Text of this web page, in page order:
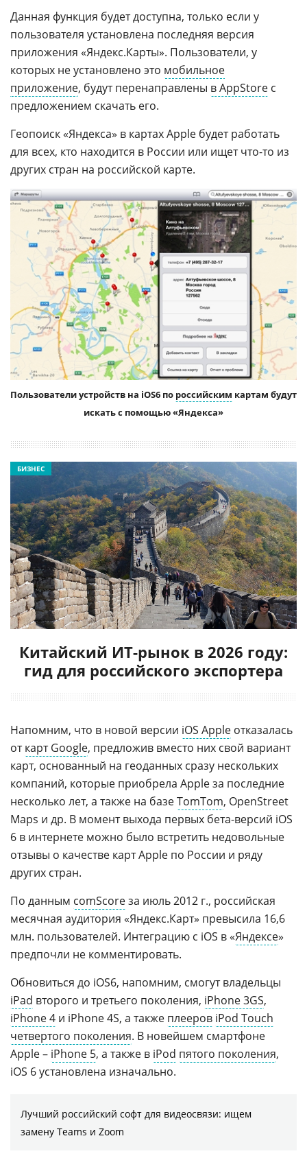
Данная функция будет доступна, только если у
пользователя установлена последняя версия
приложения «Яндекс.Карты». Пользователи, у
которых не установлено это мобильное
приложение, будут перенаправлены в AppStore с
предложением скачать его.
Геопоиск «Яндекса» в картах Apple будет работать
для всех, кто находится в России или ищет что-то из
других стран на российской карте.
Пользователи устройств на iOS6 по российским картам будут
искать с помощью «Яндекса»
Китайский ИТ-рынок в 2026 году:
гид для российского экспортера
БИЗНЕС
Напомним, что в новой версии iOS Apple отказалась
откарт Google, предложив вместо них свой вариант
карт, основанный на геоданных сразу нескольких
компаний, которые приобрела Apple за последние
несколько лет, а также на базеTomTom, OpenStreet
Maps и др. В момент выхода первых бета-версий iOS
6 в интернете можно было встретить недовольные
отзывы о качестве карт Apple по России и ряду
других стран.
По данным comScoreза июль 2012 г., российская
месячная аудитория «Яндекс.Карт» превысила 16,6
млн. пользователей. Интеграцию с iOS в «Яндексе»
предпочли не комментировать.
Обновиться до iOS6, напомним, смогут владельцы
iPad второго и третьего поколения, iPhone 3GS,
iPhone 4 и iPhone 4S, а также плееров iPod Touch
четвертого поколения. В новейшем смартфоне
Apple – iPhone 5, а также в iPod пятого поколения,
iOS 6 установлена изначально.
Лучший российский софт для видеосвязи: ищем
замену Teams и Zoom